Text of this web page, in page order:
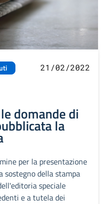
21/02/2022
domande di
la
per la presentazione
sostegno della stampa
speciale
e a tutela dei